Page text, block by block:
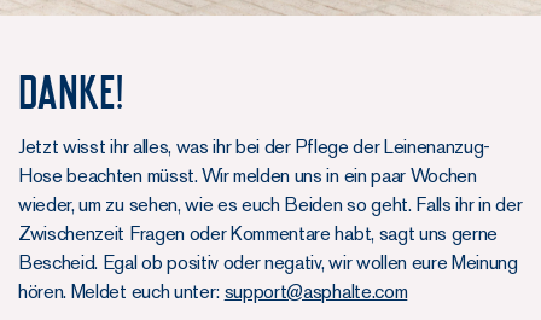
DANKE!
Jetzt wisst ihr alles, was ihr bei der Pflege der Leinenanzug-
Hose beachten müsst. Wir melden uns in ein paar Wochen
wieder, um zu sehen, wie es euch Beiden so geht. Falls ihr in der
Zwischenzeit Fragen oder Kommentare habt, sagt uns gerne
Bescheid. Egal ob positiv oder negativ, wir wollen eure Meinung
hören. Meldet euch unter: support@asphalte.com